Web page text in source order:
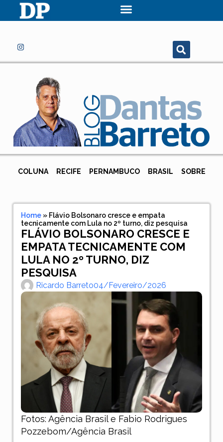
COLUNA RECIFE PERNAMBUCO BRASIL SOBRE
Home» Flávio Bolsonaro cresce e empata
tecnicamente com Lula no 2º turno, diz pesquisa
FLÁVIO BOLSONARO CRESCE E
EMPATA TECNICAMENTE COM
LULA NO 2º TURNO, DIZ
PESQUISA
Ricardo Barreto04/fevereiro/2026
Fotos: Agência Brasil e Fabio Rodrigues
Pozzebom/Agência Brasil